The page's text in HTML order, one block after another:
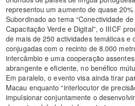
representou um aumento de quase
Subordinado ao tema “Conectividade
Capacitação Verde e Digital”, o IIICF
de mais de 250 actividades temáticas e
conjugadas com o recinto de 8.000
intercâmbio e uma cooperação
abrangente e eficiente, no benéfico
Em paralelo, o evento visa ainda tirar
Macau enquanto “interlocutor de
impulsionar conjuntamente o